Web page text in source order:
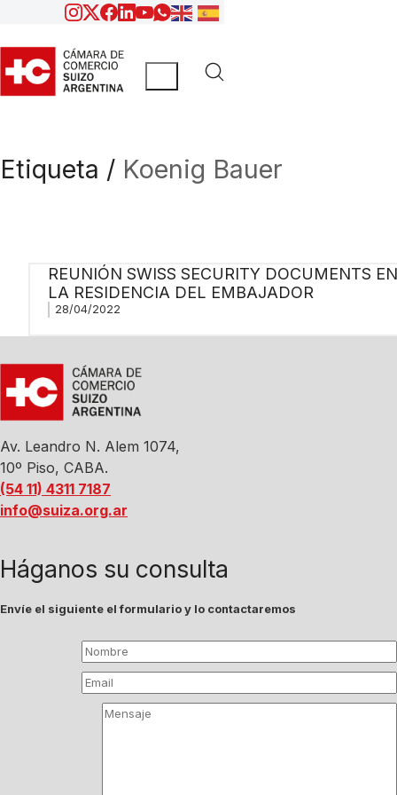
Etiqueta / Koenig Bauer
REUNIÓN SWISS SECURITY DOCUMENTS EN
LA RESIDENCIA DEL EMBAJADOR
28/04/2022
Av. Leandro N. Alem 1074,
10º Piso, CABA.
(54 11) 4311 7187
info@suiza.org.ar
Háganos su consulta
Envíe el siguiente el formulario y lo contactaremos